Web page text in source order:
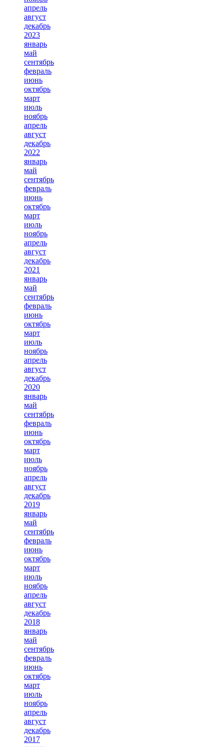
апрель
август
декабрь
2023
январь
май
сентябрь
февраль
июнь
октябрь
март
июль
ноябрь
апрель
август
декабрь
2022
январь
май
сентябрь
февраль
июнь
октябрь
март
июль
ноябрь
апрель
август
декабрь
2021
январь
май
сентябрь
февраль
июнь
октябрь
март
июль
ноябрь
апрель
август
декабрь
2020
январь
май
сентябрь
февраль
июнь
октябрь
март
июль
ноябрь
апрель
август
декабрь
2019
январь
май
сентябрь
февраль
июнь
октябрь
март
июль
ноябрь
апрель
август
декабрь
2018
январь
май
сентябрь
февраль
июнь
октябрь
март
июль
ноябрь
апрель
август
декабрь
2017